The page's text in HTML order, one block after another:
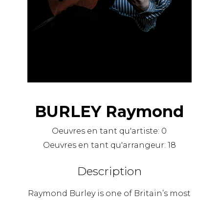
BURLEY Raymond
Oeuvres en tant qu'artiste: 0
Oeuvres en tant qu'arrangeur: 18
Description
Raymond Burley is one of Britain’s most